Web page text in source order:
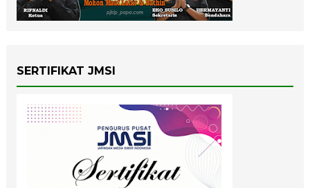
SERTIFIKAT JMSI